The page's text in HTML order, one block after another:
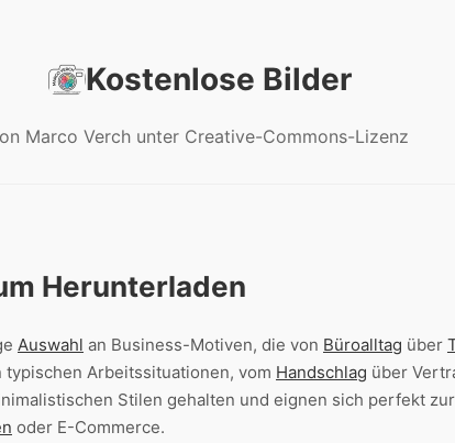
Kostenlose Bilder
Marco Verch unter Creative-Commons-Lizenz
Herunterladen
Auswahl an Business-Motiven, die von Büroalltag über
typischen Arbeitssituationen, vom Handschlag über
Stilen gehalten und eignen sich perfekt
oder E-Commerce.